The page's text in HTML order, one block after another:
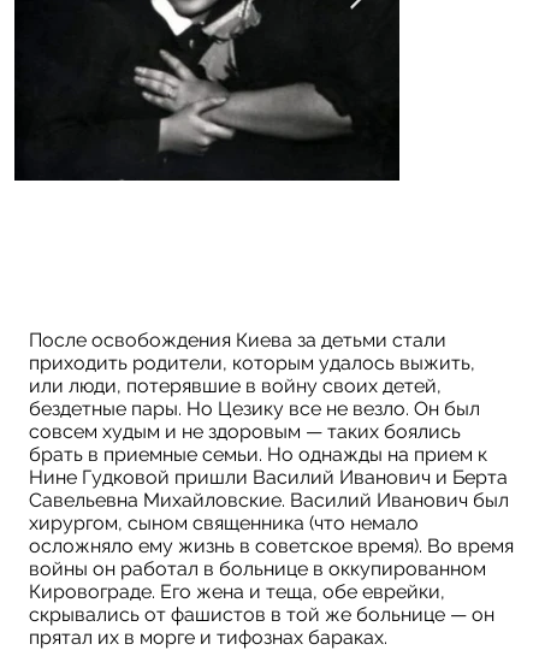
После освобождения Киева за детьми стали
приходить родители, которым удалось выжить,
или люди, потерявшие в войну своих детей,
бездетные пары. Но Цезику все не везло. Он был
совсем худым и не здоровым — таких боялись
брать в приемные семьи. Но однажды на прием к
Нине Гудковой пришли Василий Иванович и Берта
Савельевна Михайловские. Василий Иванович был
хирургом, сыном священника (что немало
осложняло ему жизнь в советское время). Во время
войны он работал в больнице в оккупированном
Кировограде. Его жена и теща, обе еврейки,
скрывались от фашистов в той же больнице — он
прятал их в морге и тифознах бараках.